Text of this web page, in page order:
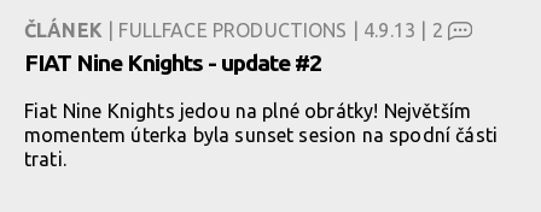
ČLÁNEK | FULLFACE PRODUCTIONS | 4.9.13 | 2
FIAT Nine Knights - update #2
Fiat Nine Knights jedou na plné obrátky! Největším
momentem úterka byla sunset sesion na spodní části
trati.